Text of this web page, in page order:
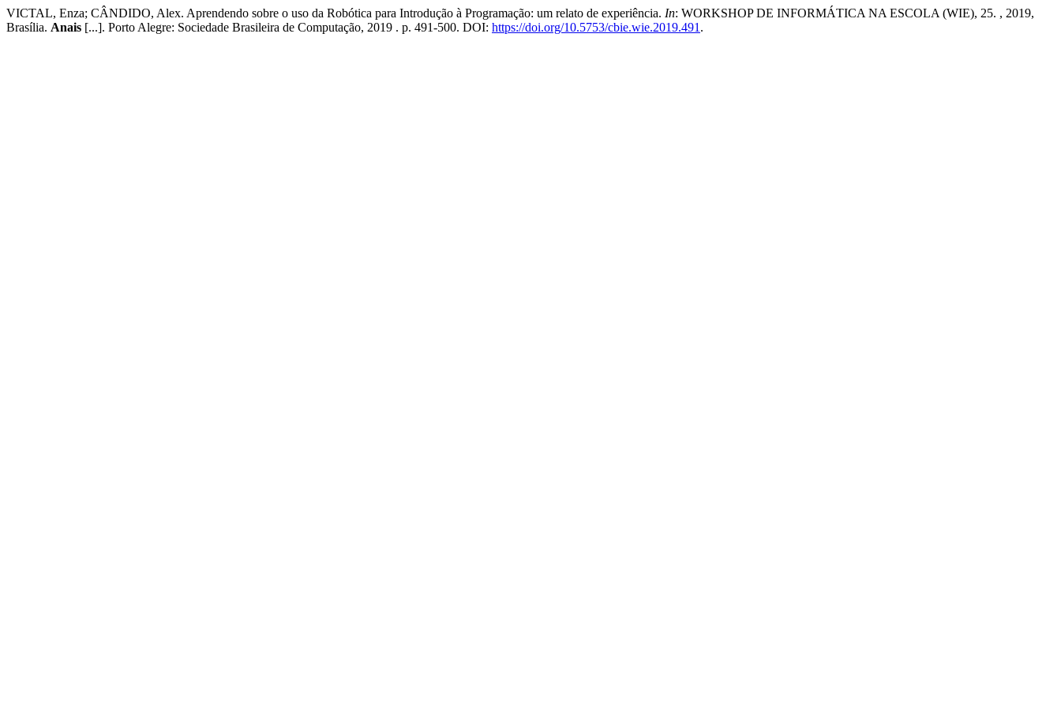
VICTAL, Enza; CÂNDIDO, Alex. Aprendendo sobre o uso da Robótica para Introdução à Programação: um relato de experiência. In: WORKSHOP DE INFORMÁTICA NA ESCOLA (WIE), 25. , 2019,
Brasília. Anais [...]. Porto Alegre: Sociedade Brasileira de Computação, 2019 . p. 491-500. DOI: https://doi.org/10.5753/cbie.wie.2019.491 .